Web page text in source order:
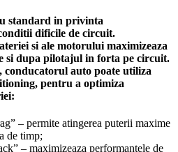
standard in privinta
dificile de circuit.
si ale motorului maximizeaza
si dupa pilotajul in forta pe circuit.
conducatorul auto poate utiliza
pentru a optimiza
– permite atingerea puterii maxime
de timp;
– maximizeaza performantele de